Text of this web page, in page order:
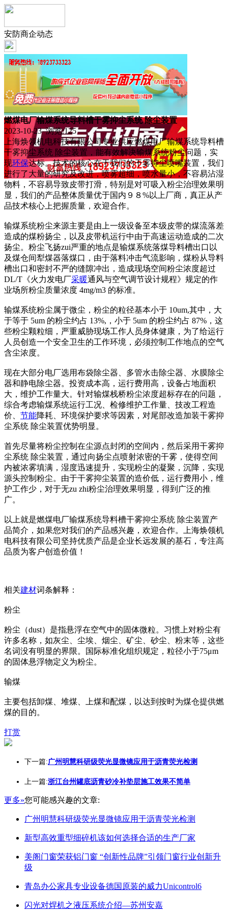
安防商企动态
燃煤电厂输煤系统导料槽干雾抑尘系统 除尘装置
2023-10-23 浏览:125
上海焕领机电科技有限公司专业供应燃煤电厂输煤系统导料槽
干雾抑尘系统 除尘装置，能有效解决输煤系统粉尘问题，实
现环保达标。技术的核心在于我们的干雾抑尘喷嘴装置，我们
进行了大量的研究及改进，喷雾超细，喷水量小，不容易沾湿
物料，不容易导致皮带打滑，特别是对可吸入粉尘治理效果明
显，我们的产品整体质量优于国内９８%以上厂商，真正从产
品技术核心上把握质量，欢迎合作。
输煤系统粉尘来源主要是由上一级设备至本级皮带的煤流落差
造成的煤粉扬尘，以及皮带机运行中由于高速运动造成的二次
扬尘。粉尘飞扬zui严重的地点是输煤系统落煤导料槽出口以
及煤仓间犁煤器落煤口，由于落料冲击气流影响，煤粉从导料
槽出口和密封不严的缝隙冲出，造成现场空间粉尘浓度超过
DL/T《火力发电厂采暖通风与空气调节设计规程》规定的作
业场所粉尘质量浓度 4mg/m3 的标准。
输煤系统粉尘属于微尘，粉尘的粒径基本小于 10um,其中，大
于等于 5um 的粉尘约占 13%,，小于 5um 的粉尘约占 87%，这
些粉尘颗粒细，严重威胁现场工作人员身体健康，为了给运行
人员创造一个安全卫生的工作环境，必须控制工作地点的空气
含尘浓度。
现在大部分电厂选用布袋除尘器、多管水击除尘器、水膜除尘
器和静电除尘器。投资成本高，运行费用高，设备占地面积
大，维护工作量大。针对输煤栈桥粉尘浓度超标存在的问题，
综合考虑输煤系统运行工况、检修维护工作量、技改工程造
价、 节能降耗、环境保护要求等因素，对尾部改造加装干雾抑
尘系统 除尘装置优势明显。
首先尽量将粉尘控制在尘源点封闭的空间内，然后采用干雾抑
尘系统 除尘装置，通过向扬尘点喷射浓密的干雾，使得空间
内被浓雾填满，湿度迅速提升，实现粉尘的凝聚，沉降，实现
源头控制粉尘。由于干雾抑尘装置的造价低，运行费用小，维
护工作少，对于无zu zhi粉尘治理效果明显，得到广泛的推
广。
以上就是燃煤电厂输煤系统导料槽干雾抑尘系统 除尘装置产
品简介，如果您对我们的产品感兴趣，欢迎合作。上海焕领机
电科技有限公司坚持优质产品是企业长远发展的基石，专注高
品质为客户创造价值！
相关建材词条解释：
粉尘
粉尘（dust）是指悬浮在空气中的固体微粒。习惯上对粉尘有
许多名称，如灰尘、尘埃、烟尘、矿尘、砂尘、粉末等，这些
名词没有明显的界限。国际标准化组织规定，粒径小于75μm
的固体悬浮物定义为粉尘。
输煤
主要包括卸煤、堆煤、上煤和配煤，以达到按时为煤仓提供燃
煤的目的。
打赏
下一篇:广州明慧科研级荧光显微镜应用于沥青荧光检测
上一篇:浙江台州罐底沥青砂冷补垫层施工效果不简单
更多»您可能感兴趣的文章:
广州明慧科研级荧光显微镜应用于沥青荧光检测
新型高效重型细碎机该如何选择合适的生产厂家
美阁门窗荣获铝门窗 “创新性品牌”引领门窗行业创新升
级
青岛办公家具专业设备德国原装的威力Unicontrol6
闪光对焊机之液压系统介绍—苏州安嘉